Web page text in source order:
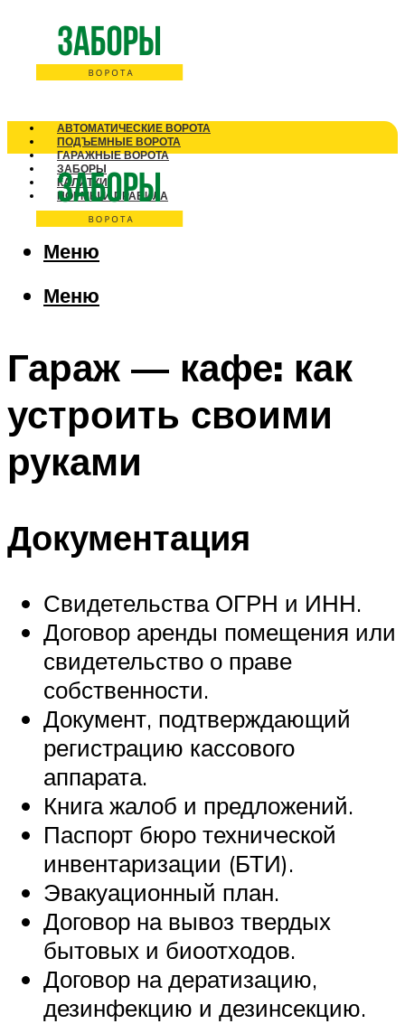
АВТОМАТИЧЕСКИЕ ВОРОТА
ПОДЪЕМНЫЕ ВОРОТА
ГАРАЖНЫЕ ВОРОТА
ЗАБОРЫ
КАЛИТКИ
НОРМЫ И ПРАВИЛА
Меню
Меню
Гараж — кафе: как
устроить своими
руками
Документация
Свидетельства ОГРН и ИНН.
Договор аренды помещения или
свидетельство о праве
собственности.
Документ, подтверждающий
регистрацию кассового
аппарата.
Книга жалоб и предложений.
Паспорт бюро технической
инвентаризации (БТИ).
Эвакуационный план.
Договор на вывоз твердых
бытовых и биоотходов.
Договор на дератизацию,
дезинфекцию и дезинсекцию.